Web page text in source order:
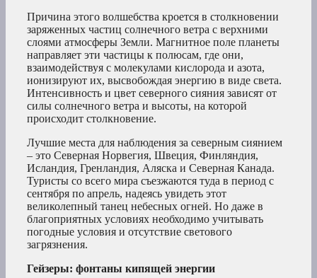
Причина этого волшебства кроется в столкновении
заряженных частиц солнечного ветра с верхними
слоями атмосферы Земли. Магнитное поле планеты
направляет эти частицы к полюсам, где они,
взаимодействуя с молекулами кислорода и азота,
ионизируют их, высвобождая энергию в виде света.
Интенсивность и цвет северного сияния зависят от
силы солнечного ветра и высоты, на которой
происходит столкновение.
Лучшие места для наблюдения за северным сиянием
– это Северная Норвегия, Швеция, Финляндия,
Исландия, Гренландия, Аляска и Северная Канада.
Туристы со всего мира съезжаются туда в период с
сентября по апрель, надеясь увидеть этот
великолепный танец небесных огней. Но даже в
благоприятных условиях необходимо учитывать
погодные условия и отсутствие светового
загрязнения.
Гейзеры: фонтаны кипящей энергии